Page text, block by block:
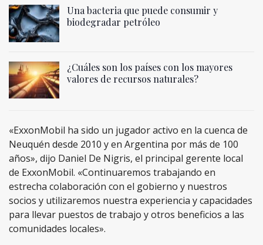
Una bacteria que puede consumir y
biodegradar petróleo
¿Cuáles son los países con los mayores
valores de recursos naturales?
«ExxonMobil ha sido un jugador activo en la cuenca de
Neuquén desde 2010 y en Argentina por más de 100
años», dijo Daniel De Nigris, el principal gerente local
de ExxonMobil. «Continuaremos trabajando en
estrecha colaboración con el gobierno y nuestros
socios y utilizaremos nuestra experiencia y capacidades
para llevar puestos de trabajo y otros beneficios a las
comunidades locales».